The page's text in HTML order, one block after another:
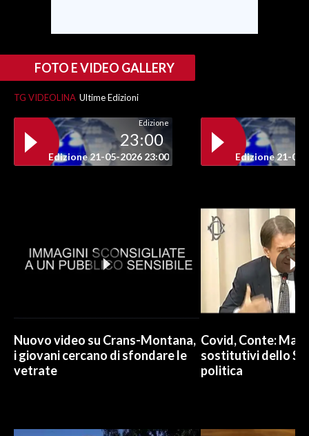
FOTO E VIDEO GALLERY
TG VIDEOLINA Ultime Edizioni
Edizione
23:00
Edizione 21-05-2026 23:00 Edizione 21-05-
Nuovo video su Crans-Montana,
i giovani cercano di sfondare le
vetrate
Covid, Conte: Mai
sostitutivi dello
politica